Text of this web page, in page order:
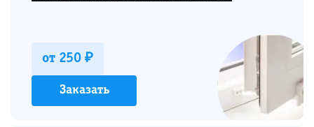
от 250 ₽
Заказать